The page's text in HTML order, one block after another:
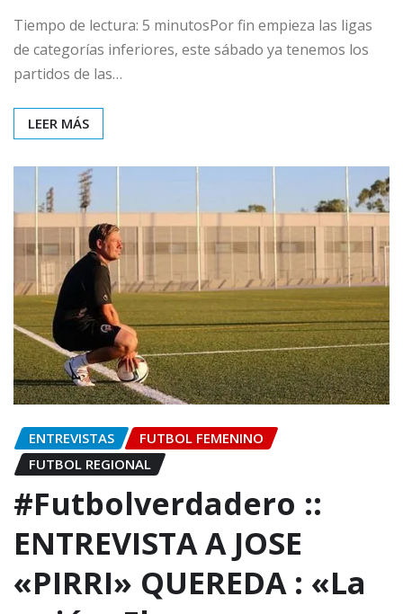
Tiempo de lectura: 5 minutosPor fin empieza las ligas
de categorías inferiores, este sábado ya tenemos los
partidos de las…
LEER MÁS
ENTREVISTAS
FUTBOL FEMENINO
FUTBOL REGIONAL
#Futbolverdadero ::
ENTREVISTA A JOSE
«PIRRI» QUEREDA : «La